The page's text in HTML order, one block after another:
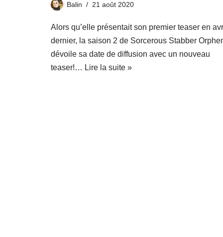
Balin 21 août 2020
Alors qu’elle présentait son premier teaser en
dernier, la saison 2 de Sorcerous Stabber
dévoile sa date de diffusion avec un nouveau
teaser!… Lire la suite »